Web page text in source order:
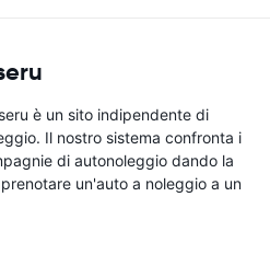
è un sito indipendente di
Il nostro sistema confronta i
di autonoleggio dando la
un'auto a noleggio a un